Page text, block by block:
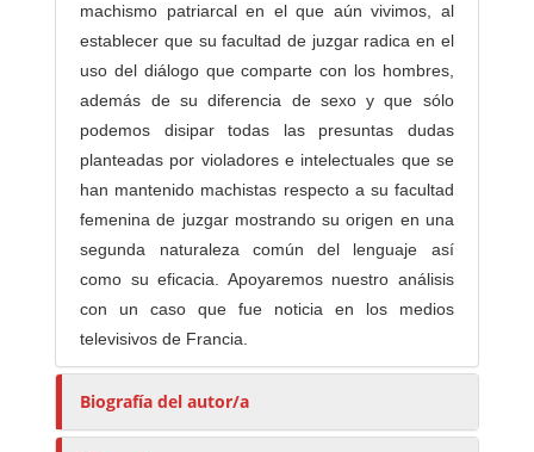
machismo patriarcal en el que aún vivimos, al
establecer que su facultad de juzgar radica en el
uso del diálogo que comparte con los hombres,
además de su diferencia de sexo y que sólo
podemos disipar todas las presuntas dudas
planteadas por violadores e intelectuales que se
han mantenido machistas respecto a su facultad
femenina de juzgar mostrando su origen en una
segunda naturaleza común del lenguaje así
como su eficacia. Apoyaremos nuestro análisis
con un caso que fue noticia en los medios
televisivos de Francia.
Biografía del autor/a